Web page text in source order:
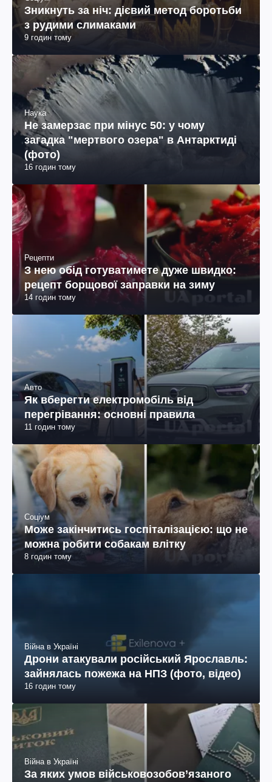
Зникнуть за ніч: дієвий метод боротьби
з рудими слимаками
9 годин тому
Наука
Не замерзає при мінус 50: у чому
загадка "мертвого озера" в Антарктиді
(фото)
16 годин тому
Рецепти
З нею обід готуватимете дуже швидко:
рецепт борщової заправки на зиму
14 годин тому
Авто
Як вберегти електромобіль від
перегрівання: основні правила
11 годин тому
Соціум
Може закінчитись госпіталізацією: що не
можна робити собакам влітку
8 годин тому
Війна в Україні
Дрони атакували російський Ярославль:
зайнялась пожежа на НПЗ (фото, відео)
16 годин тому
Війна в Україні
За яких умов військовозобов’язаного